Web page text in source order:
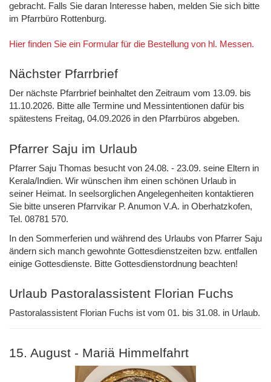
gebracht. Falls Sie daran Interesse haben, melden Sie sich bitte
im Pfarrbüro Rottenburg.
Hier finden Sie ein Formular für die Bestellung von hl. Messen.
Nächster Pfarrbrief
Der nächste Pfarrbrief beinhaltet den Zeitraum vom 13.09. bis
11.10.2026. Bitte alle Termine und Messintentionen dafür bis
spätestens Freitag, 04.09.2026 in den Pfarrbüros abgeben.
Pfarrer Saju im Urlaub
Pfarrer Saju Thomas besucht von 24.08. - 23.09. seine Eltern in
Kerala/Indien. Wir wünschen ihm einen schönen Urlaub in
seiner Heimat. In seelsorglichen Angelegenheiten kontaktieren
Sie bitte unseren Pfarrvikar P. Anumon V.A. in Oberhatzkofen,
Tel. 08781 570.
In den Sommerferien und während des Urlaubs von Pfarrer Saju
ändern sich manch gewohnte Gottesdienstzeiten bzw. entfallen
einige Gottesdienste. Bitte Gottesdienstordnung beachten!
Urlaub Pastoralassistent Florian Fuchs
Pastoralassistent Florian Fuchs ist vom 01. bis 31.08. in Urlaub.
15. August - Mariä Himmelfahrt